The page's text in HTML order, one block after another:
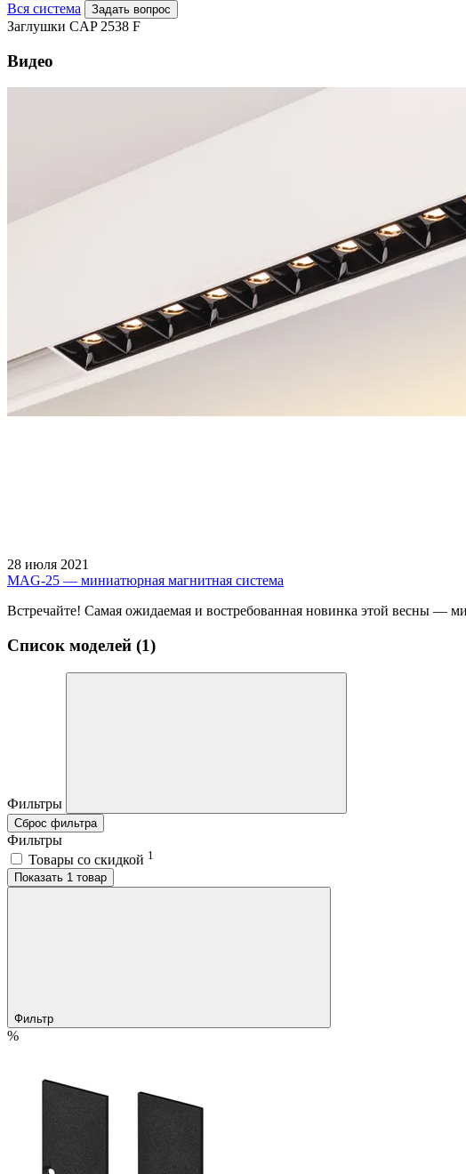
Вся система Задать вопрос
Заглушки CAP 2538 F
Видео
28 июля 2021
MAG-25 — миниатюрная магнитная система
Встречайте! Самая ожидаемая и востребованная новинка этой весны —
Список моделей (1)
Фильтры
Сброс фильтра
Фильтры
Товары со скидкой 1
Показать 1 товар
Фильтр
%